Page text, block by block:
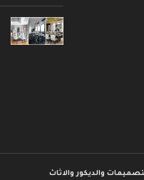
والديكور والاثاث